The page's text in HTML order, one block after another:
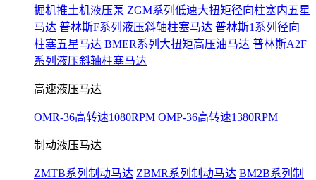
掘机推土机液压泵 ZGM系列低速大扭矩径向柱塞内五星
马达 普林斯F系列液压斜轴柱塞马达 普林斯1系列径向
柱塞五星马达 BMER系列大扭矩高压油马达 普林斯A2F
系列液压斜轴柱塞马达
高速液压马达
OMR-36高转速1080RPM OMP-36高转速1380RPM
制动液压马达
ZMTB系列制动马达 ZBMR系列制动马达 BM2B系列制